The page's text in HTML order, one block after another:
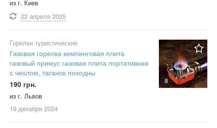
из г. Киев
22 апреля 2025
8
Горелки туристические
Газовая горелка кемпинговая плита
газовый примус газовая плита портативная
с чехлом, таганок походны
190 грн.
из г. Львов
19 декабря 2024